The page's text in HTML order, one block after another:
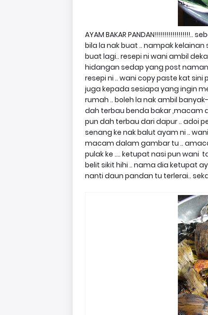
AYAM BAKAR
bila la nak buat .. nampak
buat lagi.. resepi ni wani ambil
hidangan sedap yang post
resepi ni .. wani copy paste kat
juga kepada sesiapa yang ingin
rumah .. boleh la nak ambil
dah terbau benda bakar ,macam
pun dah terbau dari dapur .. adoi
senang ke nak balut ayam ni ..
macam dalam gambar tu ..
pulak ke .... ketupat nasi pun wani
belit sikit hihi .. nama dia ketupat
nanti daun pandan tu terlerai..